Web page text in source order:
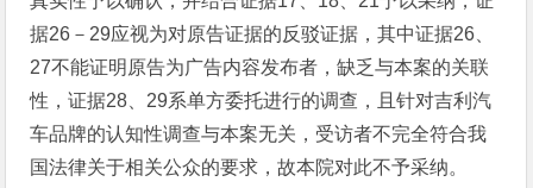
据26－29应视为对原告证据的反驳证据，其中证据26、
27不能证明原告为广告内容发布者，缺乏与本案的关联
性，证据28、29系单方委托进行的调查，且针对吉利汽
车品牌的认知性调查与本案无关，受访者不完全符合我
国法律关于相关公众的要求，故本院对此不予采纳。